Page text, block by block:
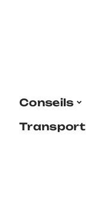
Conseils
Transport